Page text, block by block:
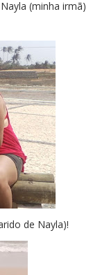
(minha irmã)
de Nayla)!